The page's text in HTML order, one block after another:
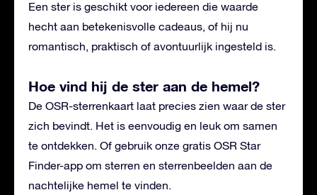
Een ster is geschikt voor iedereen die waarde
hecht aan betekenisvolle cadeaus, of hij nu
romantisch, praktisch of avontuurlijk ingesteld is.
Hoe vind hij de ster aan de hemel?
De OSR-sterrenkaart laat precies zien waar de ster
zich bevindt. Het is eenvoudig en leuk om samen
te ontdekken. Of gebruik onze gratis OSR Star
Finder-app om sterren en sterrenbeelden aan de
nachtelijke hemel te vinden.